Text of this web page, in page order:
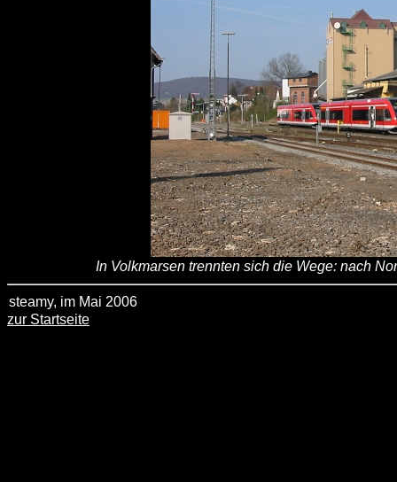
In Volkmarsen trennten sich die Wege: nach
steamy, im Mai 2006
zur Startseite